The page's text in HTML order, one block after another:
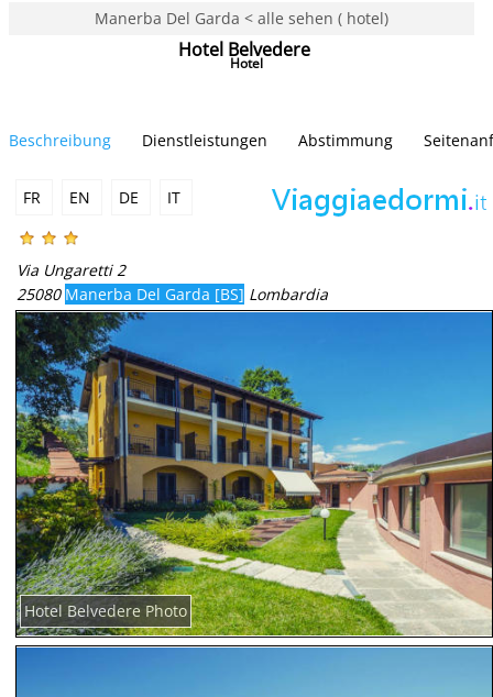
Manerba Del Garda < alle sehen ( hotel)
Hotel Belvedere
Hotel
Beschreibung Dienstleistungen Abstimmung
FR EN DE IT
Via Ungaretti 2
25080 Manerba Del Garda [BS] Lombardia
Hotel Belvedere Photo